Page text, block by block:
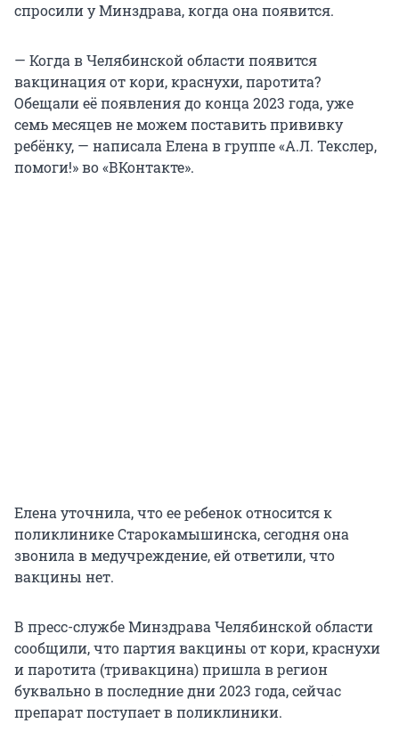
спросили у Минздрава, когда она появится.
— Когда в Челябинской области появится
вакцинация от кори, краснухи, паротита?
Обещали её появления до конца 2023 года, уже
семь месяцев не можем поставить прививку
ребёнку, — написала Елена в группе «А.Л. Текслер,
помоги!» во «ВКонтакте».
Елена уточнила, что ее ребенок относится к
поликлинике Старокамышинска, сегодня она
звонила в медучреждение, ей ответили, что
вакцины нет.
В пресс-службе Минздрава Челябинской области
сообщили, что партия вакцины от кори, краснухи
и паротита (тривакцина) пришла в регион
буквально в последние дни 2023 года, сейчас
препарат поступает в поликлиники.